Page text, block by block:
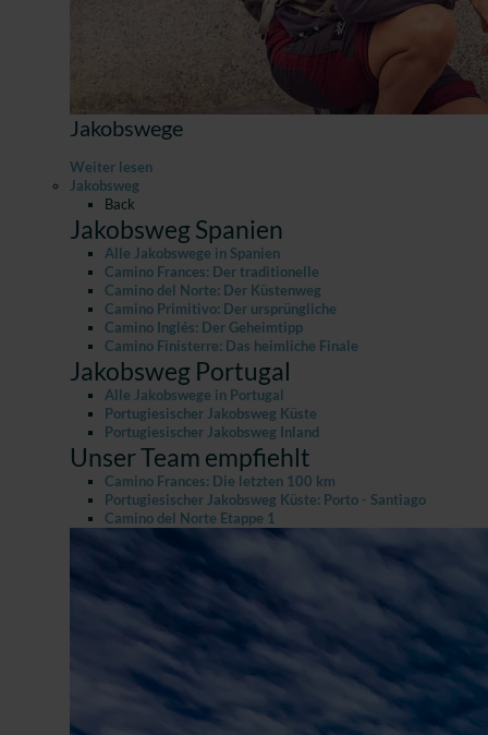
Jakobswege
Weiter lesen
Jakobsweg
Back
Jakobsweg Spanien
Alle Jakobswege in Spanien
Camino Frances: Der traditionelle
Camino del Norte: Der Küstenweg
Camino Primitivo: Der ursprüngliche
Camino Inglés: Der Geheimtipp
Camino Finisterre: Das heimliche Finale
Jakobsweg Portugal
Alle Jakobswege in Portugal
Portugiesischer Jakobsweg Küste
Portugiesischer Jakobsweg Inland
Unser Team empfiehlt
Camino Frances: Die letzten 100 km
Portugiesischer Jakobsweg Küste: Porto - Santiago
Camino del Norte Etappe 1